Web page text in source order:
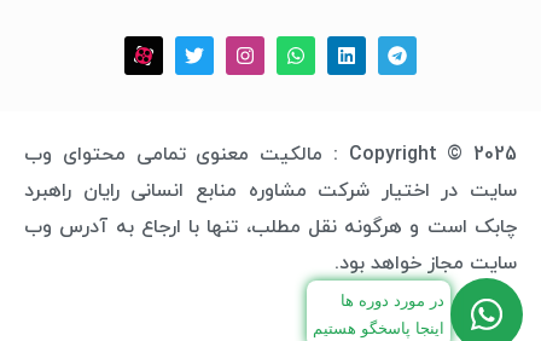
Copyright © 2025 : مالکیت معنوی تمامی محتوای وب
سایت در اختیار شرکت مشاوره منابع انسانی رایان راهبرد
چابک است و هرگونه نقل مطلب، تنها با ارجاع به آدرس وب
سایت مجاز خواهد بود.
در مورد دوره ها
اینجا پاسخگو هستیم